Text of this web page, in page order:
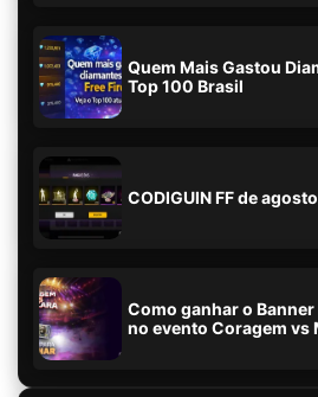
Quem Mais Gastou
Top 100 Brasil
CODIGUIN FF de
Como ganhar o
no evento Coragem vs